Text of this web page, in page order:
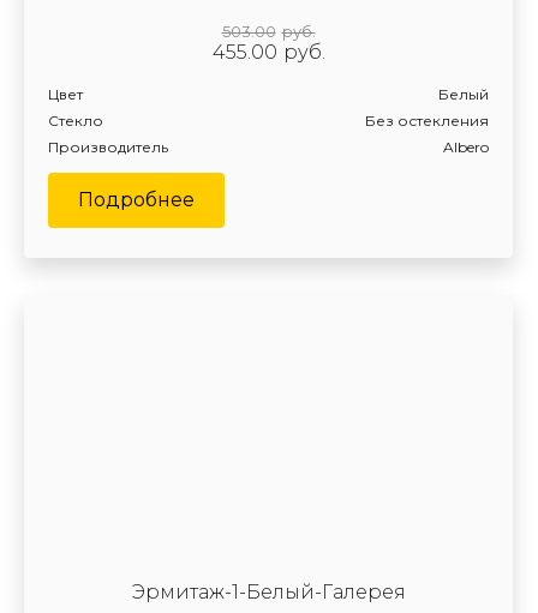
руб.
503.00
руб.
455.00
Цвет Белый
Производитель Albero
Стекло Без остекления
Подробнее
Эрмитаж-1-Белый-Галерея